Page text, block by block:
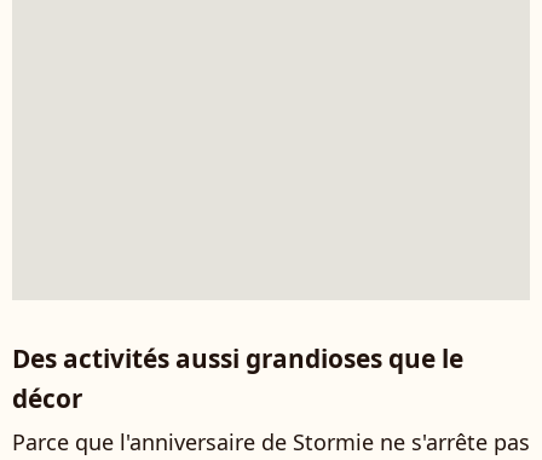
Des activités aussi grandioses que le
décor
Parce que l'anniversaire de Stormie ne s'arrête pas